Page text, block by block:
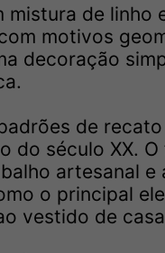
de linho
motivos
decoração
de recato
do século XX. O
artesanal e
o principal
vestido de